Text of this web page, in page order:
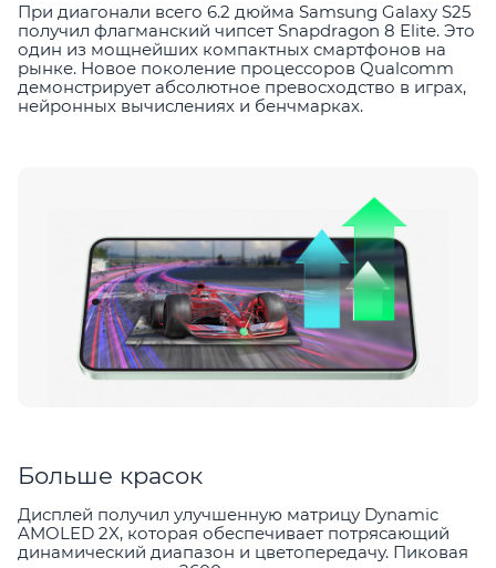
При диагонали всего 6.2 дюйма Samsung Galaxy S25
получил флагманский чипсет Snapdragon 8 Elite. Это
один из мощнейших компактных смартфонов на
рынке. Новое поколение процессоров Qualcomm
демонстрирует абсолютное превосходство в играх,
нейронных вычислениях и бенчмарках.
Больше красок
Дисплей получил улучшенную матрицу Dynamic
AMOLED 2X, которая обеспечивает потрясающий
динамический диапазон и цветопередачу. Пиковая